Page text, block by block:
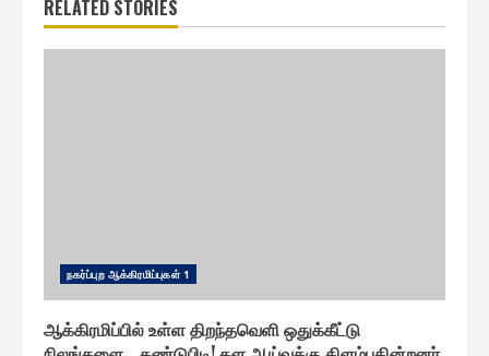
RELATED STORIES
ந௧ர்ப்புற ஆக்கிரமிப்பு௧ள் 1
ஆக்கிரமிப்பில் உள்ள திறந்தவெளி ஒதுக்கீட்டு